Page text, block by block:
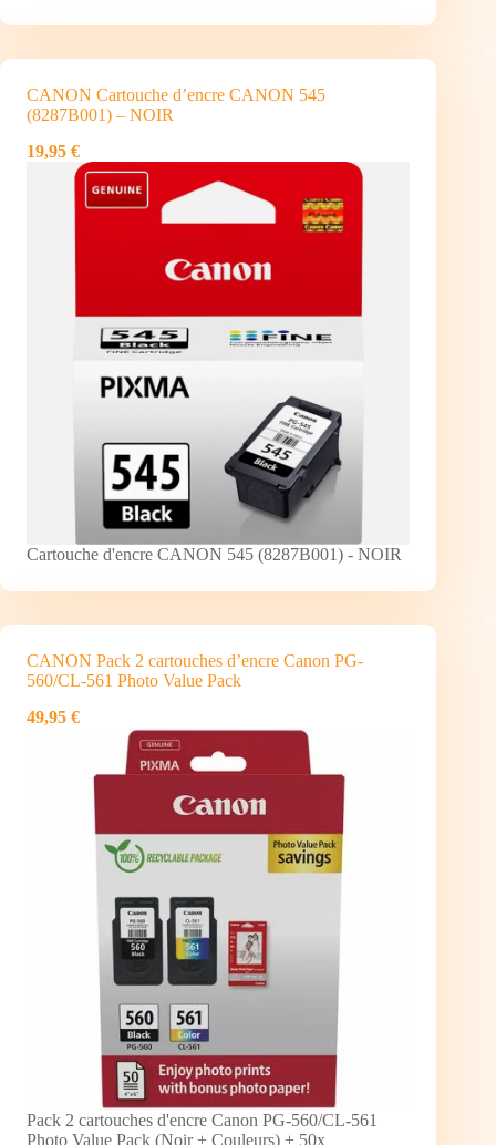
CANON Cartouche d’encre CANON 545
(8287B001) – NOIR
19,95 €
Cartouche d'encre CANON 545 (8287B001) - NOIR
CANON Pack 2 cartouches d’encre Canon PG-
560/CL-561 Photo Value Pack
49,95 €
Pack 2 cartouches d'encre Canon PG-560/CL-561
Photo Value Pack (Noir + Couleurs) + 50x